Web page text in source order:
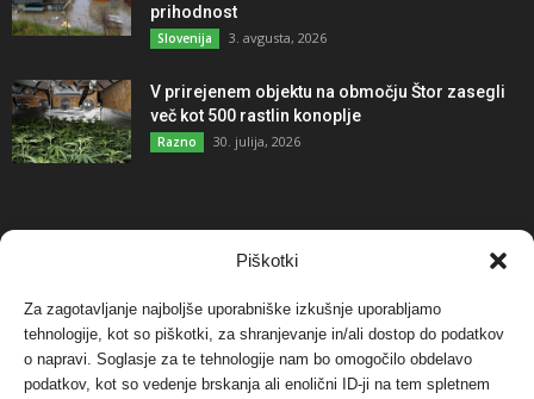
Piškotki
Za zagotavljanje najboljše uporabniške izkušnje uporabljamo
tehnologije, kot so piškotki, za shranjevanje in/ali dostop do podatkov
o napravi. Soglasje za te tehnologije nam bo omogočilo obdelavo
podatkov, kot so vedenje brskanja ali enolični ID-ji na tem spletnem
prihodnost
Slovenija 3. avgusta, 2026
V prirejenem objektu na območju Štor zasegli
več kot 500 rastlin konoplje
Razno 30. julija, 2026
NAJBOLJ KOMENTIRANO
Protest proti vetrnim elektrarnam na Ojstrici, v
svetu pa vedno bolj...
Dogodki 12. maja, 2017